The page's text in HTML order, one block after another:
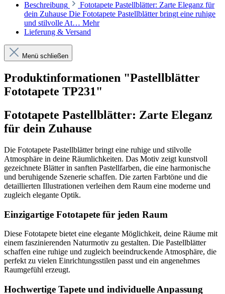
Beschreibung
Fototapete Pastellblätter: Zarte Eleganz für
dein Zuhause Die Fototapete Pastellblätter bringt eine ruhige
und stilvolle At… Mehr
Lieferung & Versand
Menü schließen
Produktinformationen "Pastellblätter
Fototapete TP231"
Fototapete Pastellblätter: Zarte Eleganz
für dein Zuhause
Die Fototapete Pastellblätter bringt eine ruhige und stilvolle
Atmosphäre in deine Räumlichkeiten. Das Motiv zeigt kunstvoll
gezeichnete Blätter in sanften Pastellfarben, die eine harmonische
und beruhigende Szenerie schaffen. Die zarten Farbtöne und die
detaillierten Illustrationen verleihen dem Raum eine moderne und
zugleich elegante Optik.
Einzigartige Fototapete für jeden Raum
Diese Fototapete bietet eine elegante Möglichkeit, deine Räume mit
einem faszinierenden Naturmotiv zu gestalten. Die Pastellblätter
schaffen eine ruhige und zugleich beeindruckende Atmosphäre, die
perfekt zu vielen Einrichtungsstilen passt und ein angenehmes
Raumgefühl erzeugt.
Hochwertige Tapete und individuelle Anpassung